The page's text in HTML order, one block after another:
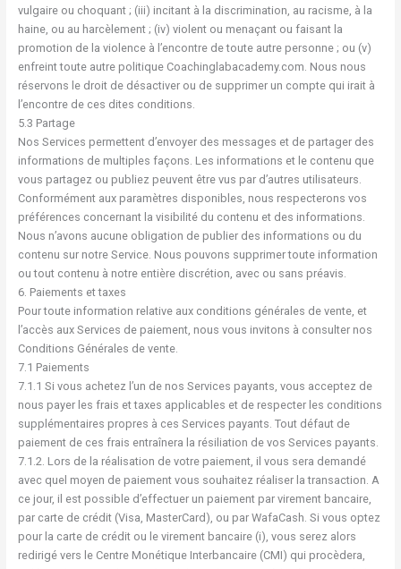
vulgaire ou choquant ; (iii) incitant à la discrimination, au racisme, à la
haine, ou au harcèlement ; (iv) violent ou menaçant ou faisant la
promotion de la violence à l’encontre de toute autre personne ; ou (v)
enfreint toute autre politique Coachinglabacademy.com. Nous nous
réservons le droit de désactiver ou de supprimer un compte qui irait à
l’encontre de ces dites conditions.
5.3 Partage
Nos Services permettent d’envoyer des messages et de partager des
informations de multiples façons. Les informations et le contenu que
vous partagez ou publiez peuvent être vus par d’autres utilisateurs.
Conformément aux paramètres disponibles, nous respecterons vos
préférences concernant la visibilité du contenu et des informations.
Nous n’avons aucune obligation de publier des informations ou du
contenu sur notre Service. Nous pouvons supprimer toute information
ou tout contenu à notre entière discrétion, avec ou sans préavis.
6. Paiements et taxes
Pour toute information relative aux conditions générales de vente, et
l’accès aux Services de paiement, nous vous invitons à consulter nos
Conditions Générales de vente.
7.1 Paiements
7.1.1 Si vous achetez l’un de nos Services payants, vous acceptez de
nous payer les frais et taxes applicables et de respecter les conditions
supplémentaires propres à ces Services payants. Tout défaut de
paiement de ces frais entraînera la résiliation de vos Services payants.
7.1.2. Lors de la réalisation de votre paiement, il vous sera demandé
avec quel moyen de paiement vous souhaitez réaliser la transaction. A
ce jour, il est possible d’effectuer un paiement par virement bancaire,
par carte de crédit (Visa, MasterCard), ou par WafaCash. Si vous optez
pour la carte de crédit ou le virement bancaire (i), vous serez alors
redirigé vers le Centre Monétique Interbancaire (CMI) qui procèdera,